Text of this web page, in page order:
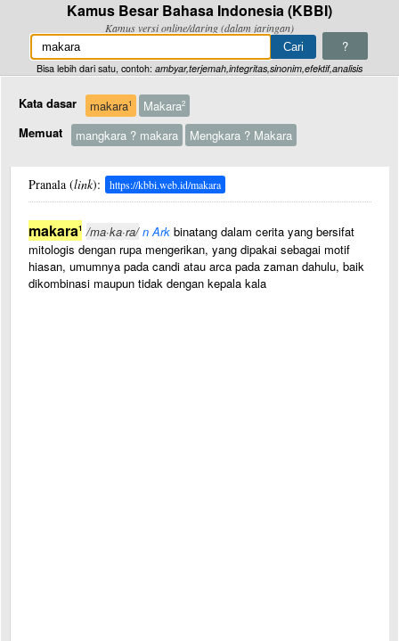
Kamus Besar Bahasa Indonesia (KBBI)
Kamus versi online/daring (dalam jaringan)
?
Bisa lebih dari satu, contoh: ambyar,terjemah,integritas,sinonim,efektif,analisis
Kata dasar makara1 Makara2
Memuat mangkara ? makara Mengkara ? Makara
Pranala (link): https://kbbi.web.id/makara
makara1 /ma·ka·ra/ n Ark binatang dalam cerita yang bersifat
mitologis dengan rupa mengerikan, yang dipakai sebagai motif
hiasan, umumnya pada candi atau arca pada zaman dahulu, baik
dikombinasi maupun tidak dengan kepala kala